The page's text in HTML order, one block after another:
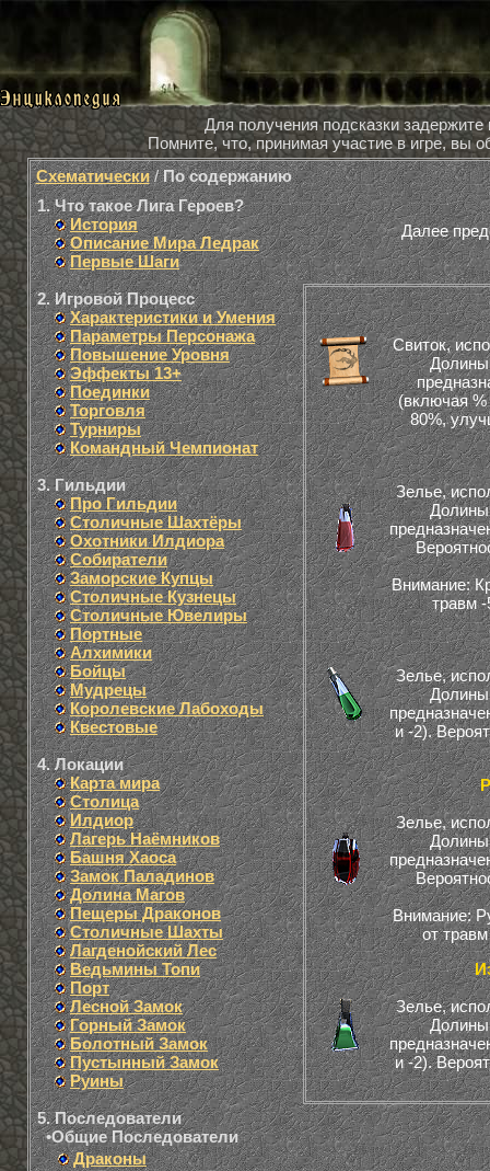
Для получения подсказки
Помните, что, принимая участие в игре, вы
Схематически/По содержанию
1. Что такое Лига Героев?
История
Описание Мира Ледрак
Первые Шаги
2. Игровой Процесс
Характеристики и Умения
Параметры Персонажа
Повышение Уровня
Эффекты 13+
Поединки
Торговля
Турниры
Командный Чемпионат
3. Гильдии
Про Гильдии
Столичные Шахтёры
Охотники Илдиора
Собиратели
Заморские Купцы
Столичные Кузнецы
Столичные Ювелиры
Портные
Алхимики
Бойцы
Мудрецы
Королевские Лабоходы
Квестовые
4. Локации
Карта мира
Столица
Илдиор
Лагерь Наёмников
Башня Хаоса
Замок Паладинов
Долина Магов
Пещеры Драконов
Столичные Шахты
Лагденойский Лес
Ведьмины Топи
Порт
Лесной Замок
Горный Замок
Болотный Замок
Пустынный Замок
Руины
5. Последователи
•Общие Последователи
Драконы
Далее
Свиток,
(включая
80%,
Зелье,
Внимание:
травм
Зелье,
и -2).
Зелье,
Внимание:
от
Зелье,
и -2).